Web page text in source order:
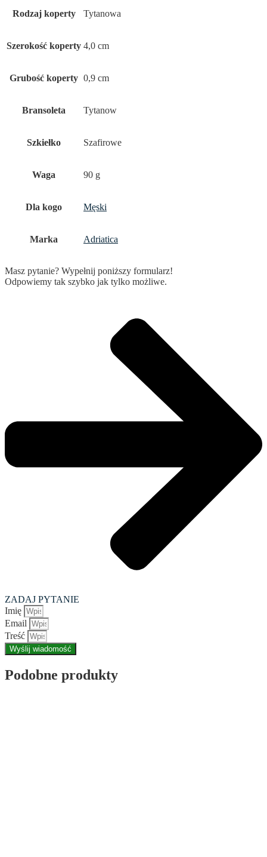
Rodzaj koperty Tytanowa
Szerokość koperty 4,0 cm
Grubość koperty 0,9 cm
Bransoleta Tytanow
Szkiełko Szafirowe
Waga 90 g
Dla kogo Męski
Marka Adriatica
Masz pytanie? Wypełnij poniższy formularz!
Odpowiemy tak szybko jak tylko możliwe.
ZADAJ PYTANIE
Imię
Email
Treść
Wyślij wiadomość
Podobne produkty